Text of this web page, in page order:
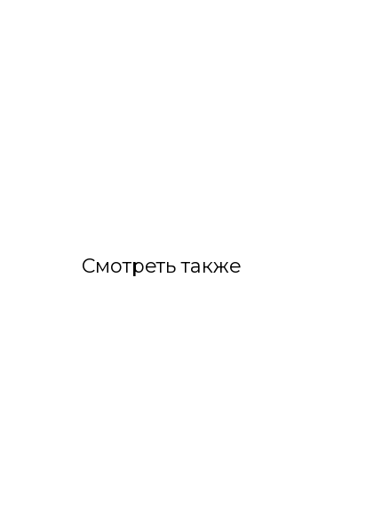
Смотреть также